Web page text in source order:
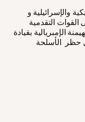
والإسرائيلية و
التقدمية
الإمبريالية بقيادة
حظر الأسلحة